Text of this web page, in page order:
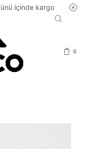
250 TL ve üzeri tüm
0